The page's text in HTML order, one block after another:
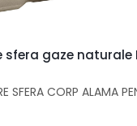
sfera gaze naturale
SFERA CORP ALAMA